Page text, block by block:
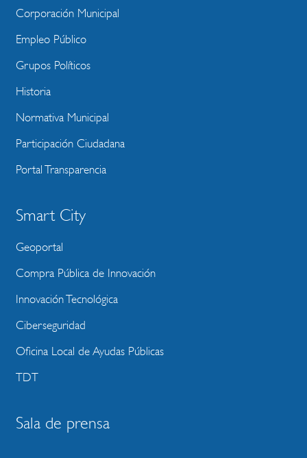
Corporación Municipal
Empleo Público
Grupos Políticos
Historia
Normativa Municipal
Participación Ciudadana
Portal Transparencia
Smart City
Geoportal
Compra Pública de Innovación
Innovación Tecnológica
Ciberseguridad
Oficina Local de Ayudas Públicas
TDT
Sala de prensa